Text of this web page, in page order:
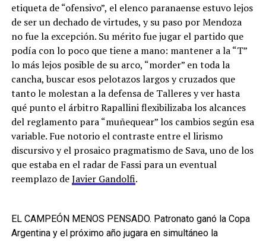
etiqueta de “ofensivo”, el elenco paranaense estuvo lejos
de ser un dechado de virtudes, y su paso por Mendoza
no fue la excepción. Su mérito fue jugar el partido que
podía con lo poco que tiene a mano: mantener a la “T”
lo más lejos posible de su arco, “morder” en toda la
cancha, buscar esos pelotazos largos y cruzados que
tanto le molestan a la defensa de Talleres y ver hasta
qué punto el árbitro Rapallini flexibilizaba los alcances
del reglamento para “muñequear” los cambios según esa
variable. Fue notorio el contraste entre el lirismo
discursivo y el prosaico pragmatismo de Sava, uno de los
que estaba en el radar de Fassi para un eventual
reemplazo deJavier Gandolfi.
EL CAMPEÓN MENOS PENSADO. Patronato ganó la Copa
Argentina y el próximo año jugara en simultáneo la